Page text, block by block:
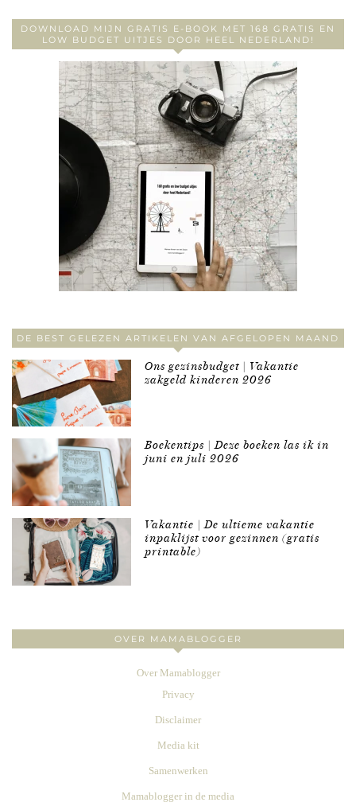
DOWNLOAD MIJN GRATIS E-BOOK MET 168 GRATIS EN
LOW BUDGET UITJES DOOR HEEL NEDERLAND!
DE BEST GELEZEN ARTIKELEN VAN AFGELOPEN MAAND
Ons gezinsbudget | Vakantie
zakgeld kinderen 2026
Boekentips | Deze boeken las ik in
juni en juli 2026
Vakantie | De ultieme vakantie
inpaklijst voor gezinnen (gratis
printable)
OVER MAMABLOGGER
Over Mamablogger
Privacy
Disclaimer
Media kit
Samenwerken
Mamablogger in de media